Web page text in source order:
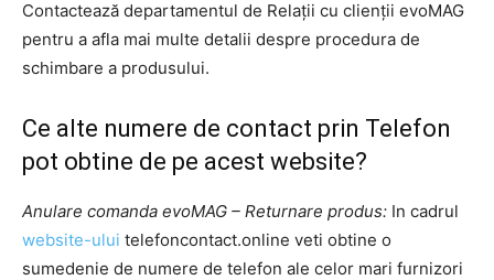
Contactează departamentul de Relații cu clienții evoMAG
pentru a afla mai multe detalii despre procedura de
schimbare a produsului.
Ce alte numere de contact prin Telefon
pot obtine de pe acest website?
Anulare comanda evoMAG – Returnare produs: In cadrul
website-ului telefoncontact.online veti obtine o
sumedenie de numere de telefon ale celor mari furnizori